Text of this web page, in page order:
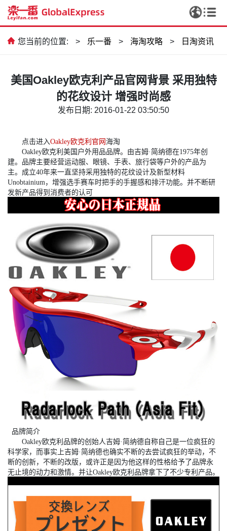
您当前的位置: > 乐一番 > 海淘攻略 > 日淘资讯
美国Oakley欧克利产品官网背景 采用独特
的花纹设计 增强时尚感
发布日期: 2016-01-22 03:50:50
点击进入Oakley欧克利官网 海淘
Oakley欧克利美国户外用品品牌。由吉姆·简纳德在1975年创
建。品牌主要经营运动服、眼镜、手表、旅行袋等户外的产品为
主。成立40年来一直坚持采用独特的花纹设计及新型材料
Unobtainium，增强选手赛车时把手的手握感和排汗功能。并不断研
发新产品得到消费者的认可
品牌简介
Oakley欧克利品牌的创始人吉姆·简纳德自称自己是一位疯狂的
科学家，而事实上吉姆·简纳德也确实不断的去尝试疯狂的举动，不
断的创新，不断的改版，或许正是因为他这样的性格给予了品牌永
无止境的动力和激情。并让Oakley欧克利品牌拿下了不少专利产品。